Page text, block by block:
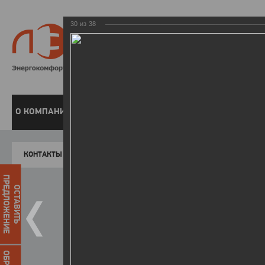
8 800
О КОМПАНИИ
КОНТАКТЫ
ОСТАВИТЬ
ПРЕДЛОЖЕНИЕ
30 из 38